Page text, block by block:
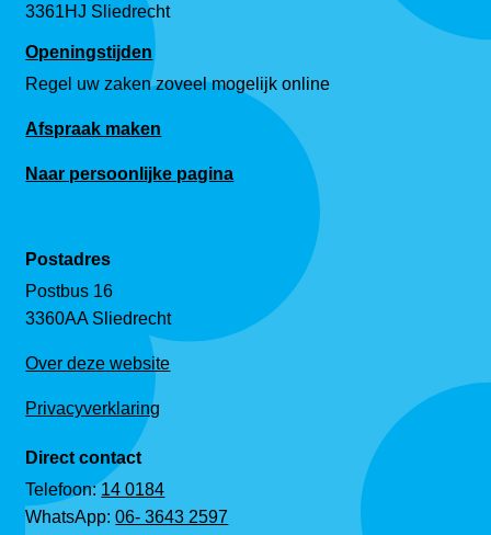
3361HJ Sliedrecht
Openingstijden
Regel uw zaken zoveel mogelijk online
Afspraak maken
Naar persoonlijke pagina
Postadres
Postbus 16
3360AA Sliedrecht
Over deze website
Privacyverklaring
Direct contact
Telefoon:14 0184
WhatsApp:06- 3643 2597